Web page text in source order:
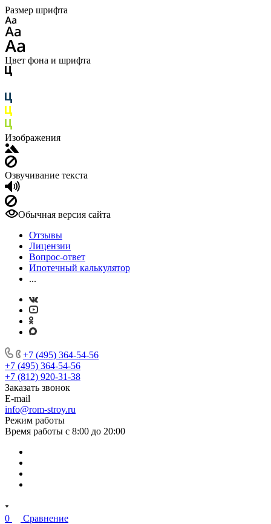
Размер шрифта
Цвет фона и шрифта
Изображения
Озвучивание текста
Обычная версия сайта
Отзывы
Лицензии
Вопрос-ответ
Ипотечный калькулятор
...
+7 (495) 364-54-56
+7 (495) 364-54-56
+7 (812) 920-31-38
Заказать звонок
E-mail
info@rom-stroy.ru
Режим работы
Время работы с 8:00 до 20:00
0 Сравнение